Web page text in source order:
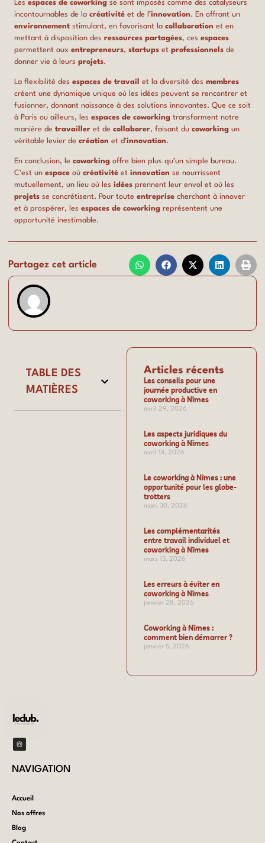
Les espaces de coworking se sont imposés comme des catalyseurs
incontournables de la créativité et de l’innovation. En offrant un
environnement stimulant, en favorisant la collaboration et en
mettant à disposition des ressources partagées, ces espaces
permettent aux entrepreneurs, startups et professionnels de
donner vie à leurs projets.
La flexibilité des espaces de travail et la diversité des membres
créent une dynamique unique où les idées peuvent se rencontrer et
fusionner, donnant naissance à des solutions innovantes. Que ce soit
à Paris ou ailleurs, les espaces de coworking transforment notre
manière de travailler et de collaborer, faisant du coworking un
véritable levier de création et d’innovation.
En conclusion, le coworking offre bien plus qu’un simple bureau.
C’est un espace où créativité et innovation se nourrissent
mutuellement, un lieu où les idées prennent leur envol et où les
projets se concrétisent. Pour toute entreprise cherchant à innover
et à prospérer, les espaces de coworking représentent une
opportunité inestimable.
Partagez cet article
TABLE DES
MATIÈRES
Articles récents
Les conseils pour une
journée productive en
coworking à Nîmes
avril 29, 2026
Les aspects juridiques du
coworking à Nîmes
avril 14, 2026
Le coworking à Nîmes : une
opportunité pour les globe-
trotters
mars 30, 2026
Les complémentarités
entre travail individuel et
coworking à Nîmes
mars 13, 2026
Les erreurs à éviter en
coworking à Nîmes
janvier 28, 2026
Coworking à Nîmes :
comment bien démarrer ?
janvier 5, 2026
NAVIGATION​
Accueil
Nos offres
Blog